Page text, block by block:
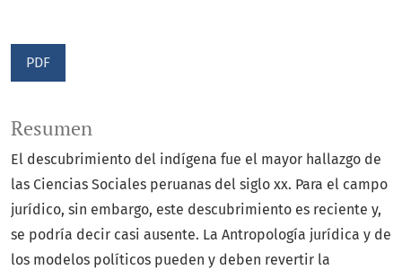
PDF
Resumen
El descubrimiento del indígena fue el mayor hallazgo de
las Ciencias Sociales peruanas del siglo xx. Para el campo
jurídico, sin embargo, este descubrimiento es reciente y,
se podría decir casi ausente. La Antropología jurídica y de
los modelos políticos pueden y deben revertir la